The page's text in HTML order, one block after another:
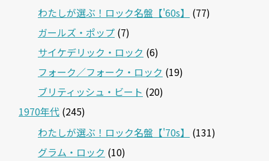
わたしが選ぶ！ロック名盤【'60s】
(77)
ガールズ・ポップ (7)
サイケデリック・ロック (6)
フォーク／フォーク・ロック (19)
ブリティッシュ・ビート (20)
1970年代 (245)
わたしが選ぶ！ロック名盤【'70s】
(131)
グラム・ロック (10)